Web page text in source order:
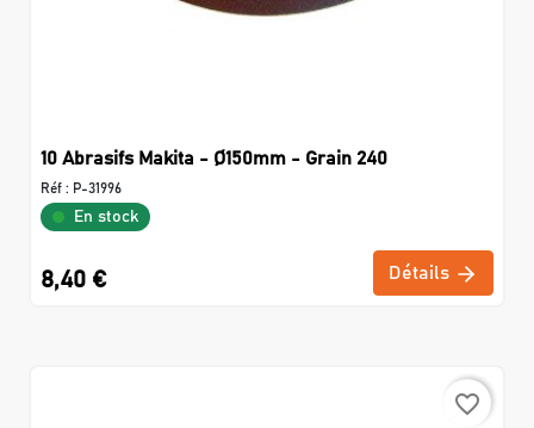
10 Abrasifs Makita - Ø150mm - Grain 240
Réf : P-31996
En stock
8,40 € Détails
favorite_border